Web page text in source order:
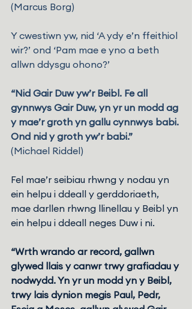
(Marcus Borg)
Y cwestiwn yw, nid ‘A ydy e’n ffeithiol
wir?’ ond ‘Pam mae e yno a beth
allwn ddysgu ohono?’
“Nid Gair Duw yw’r Beibl. Fe all
gynnwys Gair Duw, yn yr un modd ag
y mae’r groth yn gallu cynnwys babi.
Ond nid y groth yw’r babi.”
(Michael Riddel)
Fel mae’r seibiau rhwng y nodau yn
ein helpu i ddeall y gerddoriaeth,
mae darllen rhwng llinellau y Beibl yn
ein helpu i ddeall neges Duw i ni.
“Wrth wrando ar record, gallwn
glywed llais y canwr trwy grafiadau y
nodwydd. Yn yr un modd yn y Beibl,
trwy lais dynion megis Paul, Pedr,